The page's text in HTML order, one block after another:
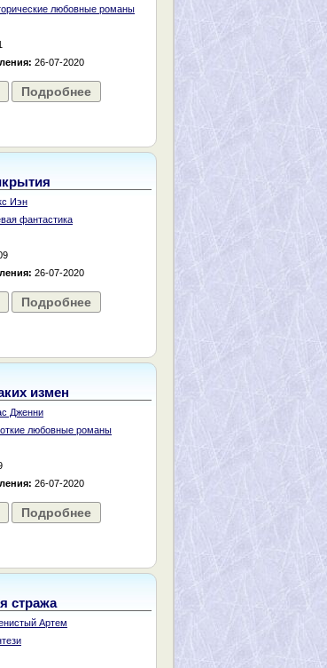
любовные романы
26-07-2020
Подробнее
Иэн
фантастика
26-07-2020
Подробнее
измен
Дженни
любовные романы
26-07-2020
Подробнее
стража
Артем